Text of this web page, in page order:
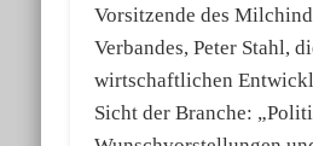
Vorsitzende des
Verbandes, Peter Stahl,
wirtschaftlichen
Sicht der Branche: